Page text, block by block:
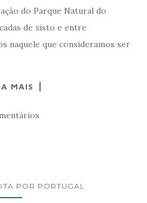
do Parque Natural do
de xisto e entre
naquele que consideramos ser
MAIS
POR PORTUGAL